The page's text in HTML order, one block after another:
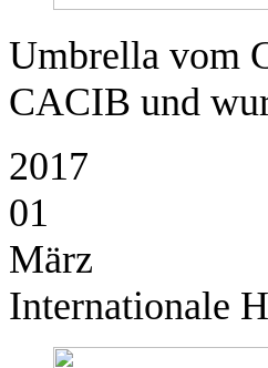
Umbrella vom
CACIB und
2017
01
März
Internationale